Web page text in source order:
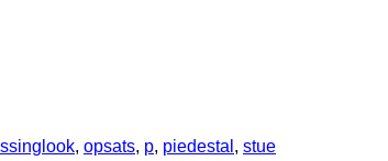
, opsats, p, piedestal , stue